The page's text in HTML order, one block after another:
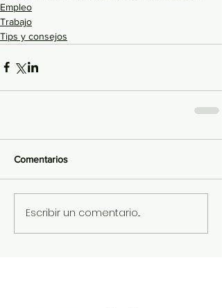
Empleo
Trabajo
Tips y consejos
Comentarios
Escribir un comentario...